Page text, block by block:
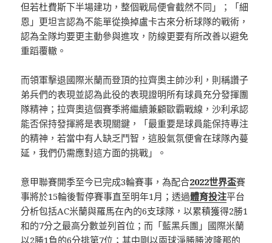
但若杜費斯下半場建功，整個戰局便會截然不同」；「細
恩」更坦言認為不能單從換掉盧卡古來分析球隊的戰術，
認為全隊均要更主動參與進攻，防線更要有所改善以避免
重蹈覆轍。
而領軍擊退國際米蘭而登頂的拉齊奧主帥沙利，則稱讚子
弟兵們的表現並認為此役的表現證明所有球員充分發揮團
隊精神；拉齊奧這個賽季將繼續兼顧歐霸戰線，沙利承認
能否保持發揮將是表現關鍵，「最重要是球員能保持專注
的精神，若當中有人缺乏鬥智，這股氣氛便會在球隊內蔓
延，我們仍需應對這方面的挑戰」。
意甲聯賽開季至今已完成3輪賽事，為配合2022世界盃賽
事將於15輪後暫停賽事直至明年1月；透過體育投注平台
分析包括AC米蘭與羅馬在內的6支球隊，以累積獲得2勝1
和的7分之最高分數並列首位；而「藍黑兵團」國際米蘭
以2勝1負的6分排第7位；其中剛以兩球淨勝勝波隆那的